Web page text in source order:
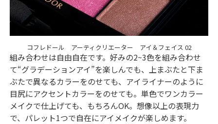
コフレドール アーティクリエーター アイ＆フェイス 02
組み合わせは自由自在です。好みの2~3色を組み合わせ
て“グラデーションアイ”を楽しんでも、上まぶたと下ま
ぶたで異なるカラーをのせても、アイライナーのように
目尻にアクセントカラーをのせても。単色でワンカラー
メイクで仕上げても、もちろんOK。想像以上の表現力
で、パレット1つで自在にアイメイクが楽しめます。